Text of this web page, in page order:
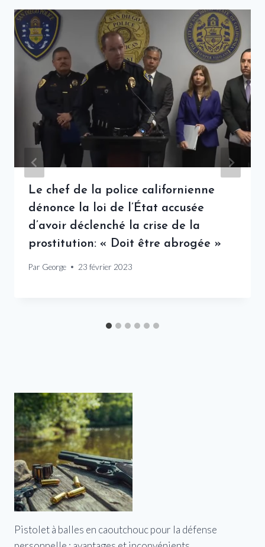
Le chef de la police californienne
dénonce la loi de l’État accusée
d’avoir déclenché la crise de la
prostitution: « Doit être abrogée »
Par George 23 février 2023
Pistolet à balles en caoutchouc pour la défense